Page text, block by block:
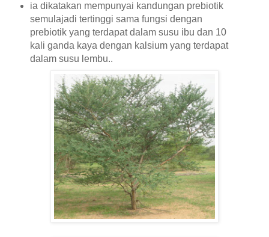
ia dikatakan mempunyai kandungan prebiotik
semulajadi tertinggi sama fungsi dengan
prebiotik yang terdapat dalam susu ibu dan 10
kali ganda kaya dengan kalsium yang terdapat
dalam susu lembu..